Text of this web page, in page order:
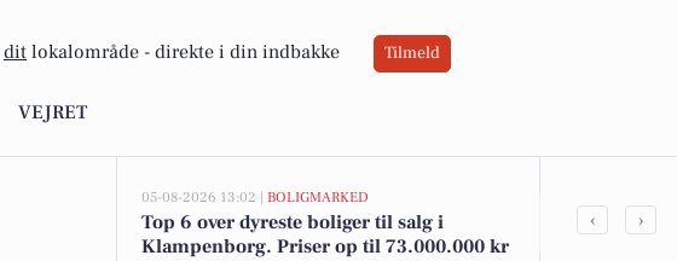
dit lokalområde - direkte i din indbakke Tilmeld
VEJRET
05-08-2026 13:02 | BOLIGMARKED
Top 6 over dyreste boliger til salg i
Klampenborg. Priser op til 73.000.000 kr
Oplev en
‹ ›